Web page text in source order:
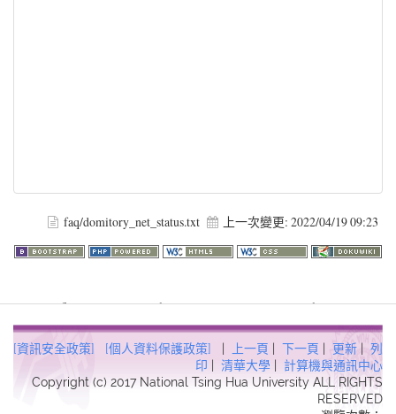
faq/domitory_net_status.txt 上一次變更: 2022/04/19 09:23
[資訊安全政策] [個人資料保護政策] | 上一頁 | 下一頁 | 更新 | 列
印 | 清華大學 | 計算機與通訊中心
Copyright (c) 2017 National Tsing Hua University ALL RIGHTS
RESERVED
Warning: file_get_contents(http://www.geoplugin.net/php.gp?
ip=216.73.216.180): failed to open stream: HTTP request failed!
HTTP/1.1 403 Forbidden in
/usr/local/dokuwiki2017/lib/plugins/quickstats/action.phpon line